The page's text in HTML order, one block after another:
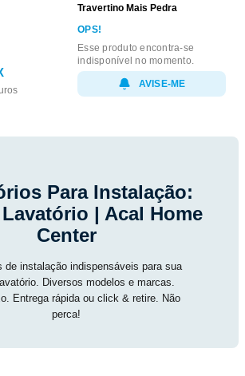
Travertino Mais Pedra
OPS!
Esse produto encontra-se
indisponível no momento.
AVISE-ME
Para Instalação:
| Acal Home
Center
de instalação indispensáveis para sua
Diversos modelos e marcas.
Entrega rápida ou click & retire. Não
perca!